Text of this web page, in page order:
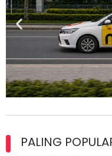
lesen separuh pertama
PALING